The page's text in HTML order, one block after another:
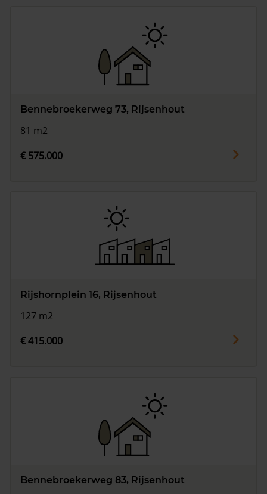
Bennebroekerweg 73, Rijsenhout
81 m2
€ 575.000
Rijshornplein 16, Rijsenhout
127 m2
€ 415.000
Bennebroekerweg 83, Rijsenhout